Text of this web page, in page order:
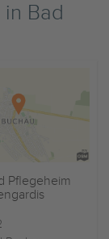
Bad
Pflegeheim